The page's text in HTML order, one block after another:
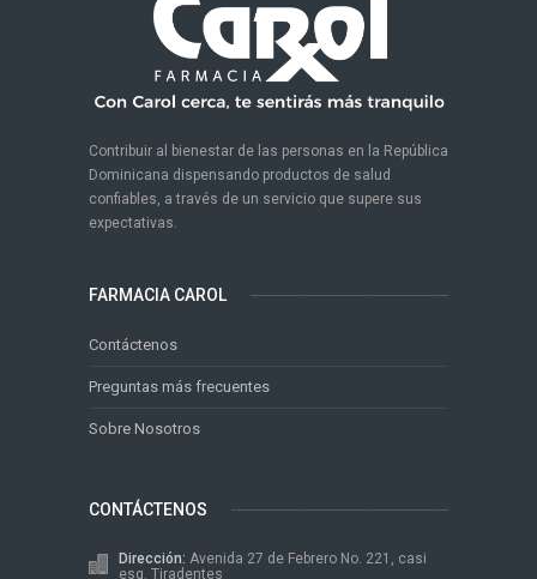
Contribuir al bienestar de las personas en la República
Dominicana dispensando productos de salud
confiables, a través de un servicio que supere sus
expectativas.
FARMACIA CAROL
Contáctenos
Preguntas más frecuentes
Sobre Nosotros
CONTÁCTENOS
Dirección: Avenida 27 de Febrero No. 221, casi
esq. Tiradentes